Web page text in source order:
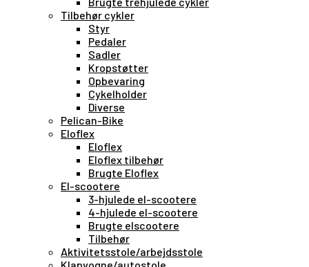
Tilbehør cykler
Styr
Pedaler
Sadler
Kropstøtter
Opbevaring
Cykelholder
Diverse
Pelican-Bike
Eloflex
Eloflex
Eloflex tilbehør
Brugte Eloflex
El-scootere
3-hjulede el-scootere
4-hjulede el-scootere
Brugte elscootere
Tilbehør
Aktivitetsstole/arbejdsstole